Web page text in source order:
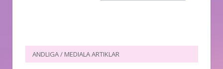
ANDLIGA / MEDIALA ARTIKLAR